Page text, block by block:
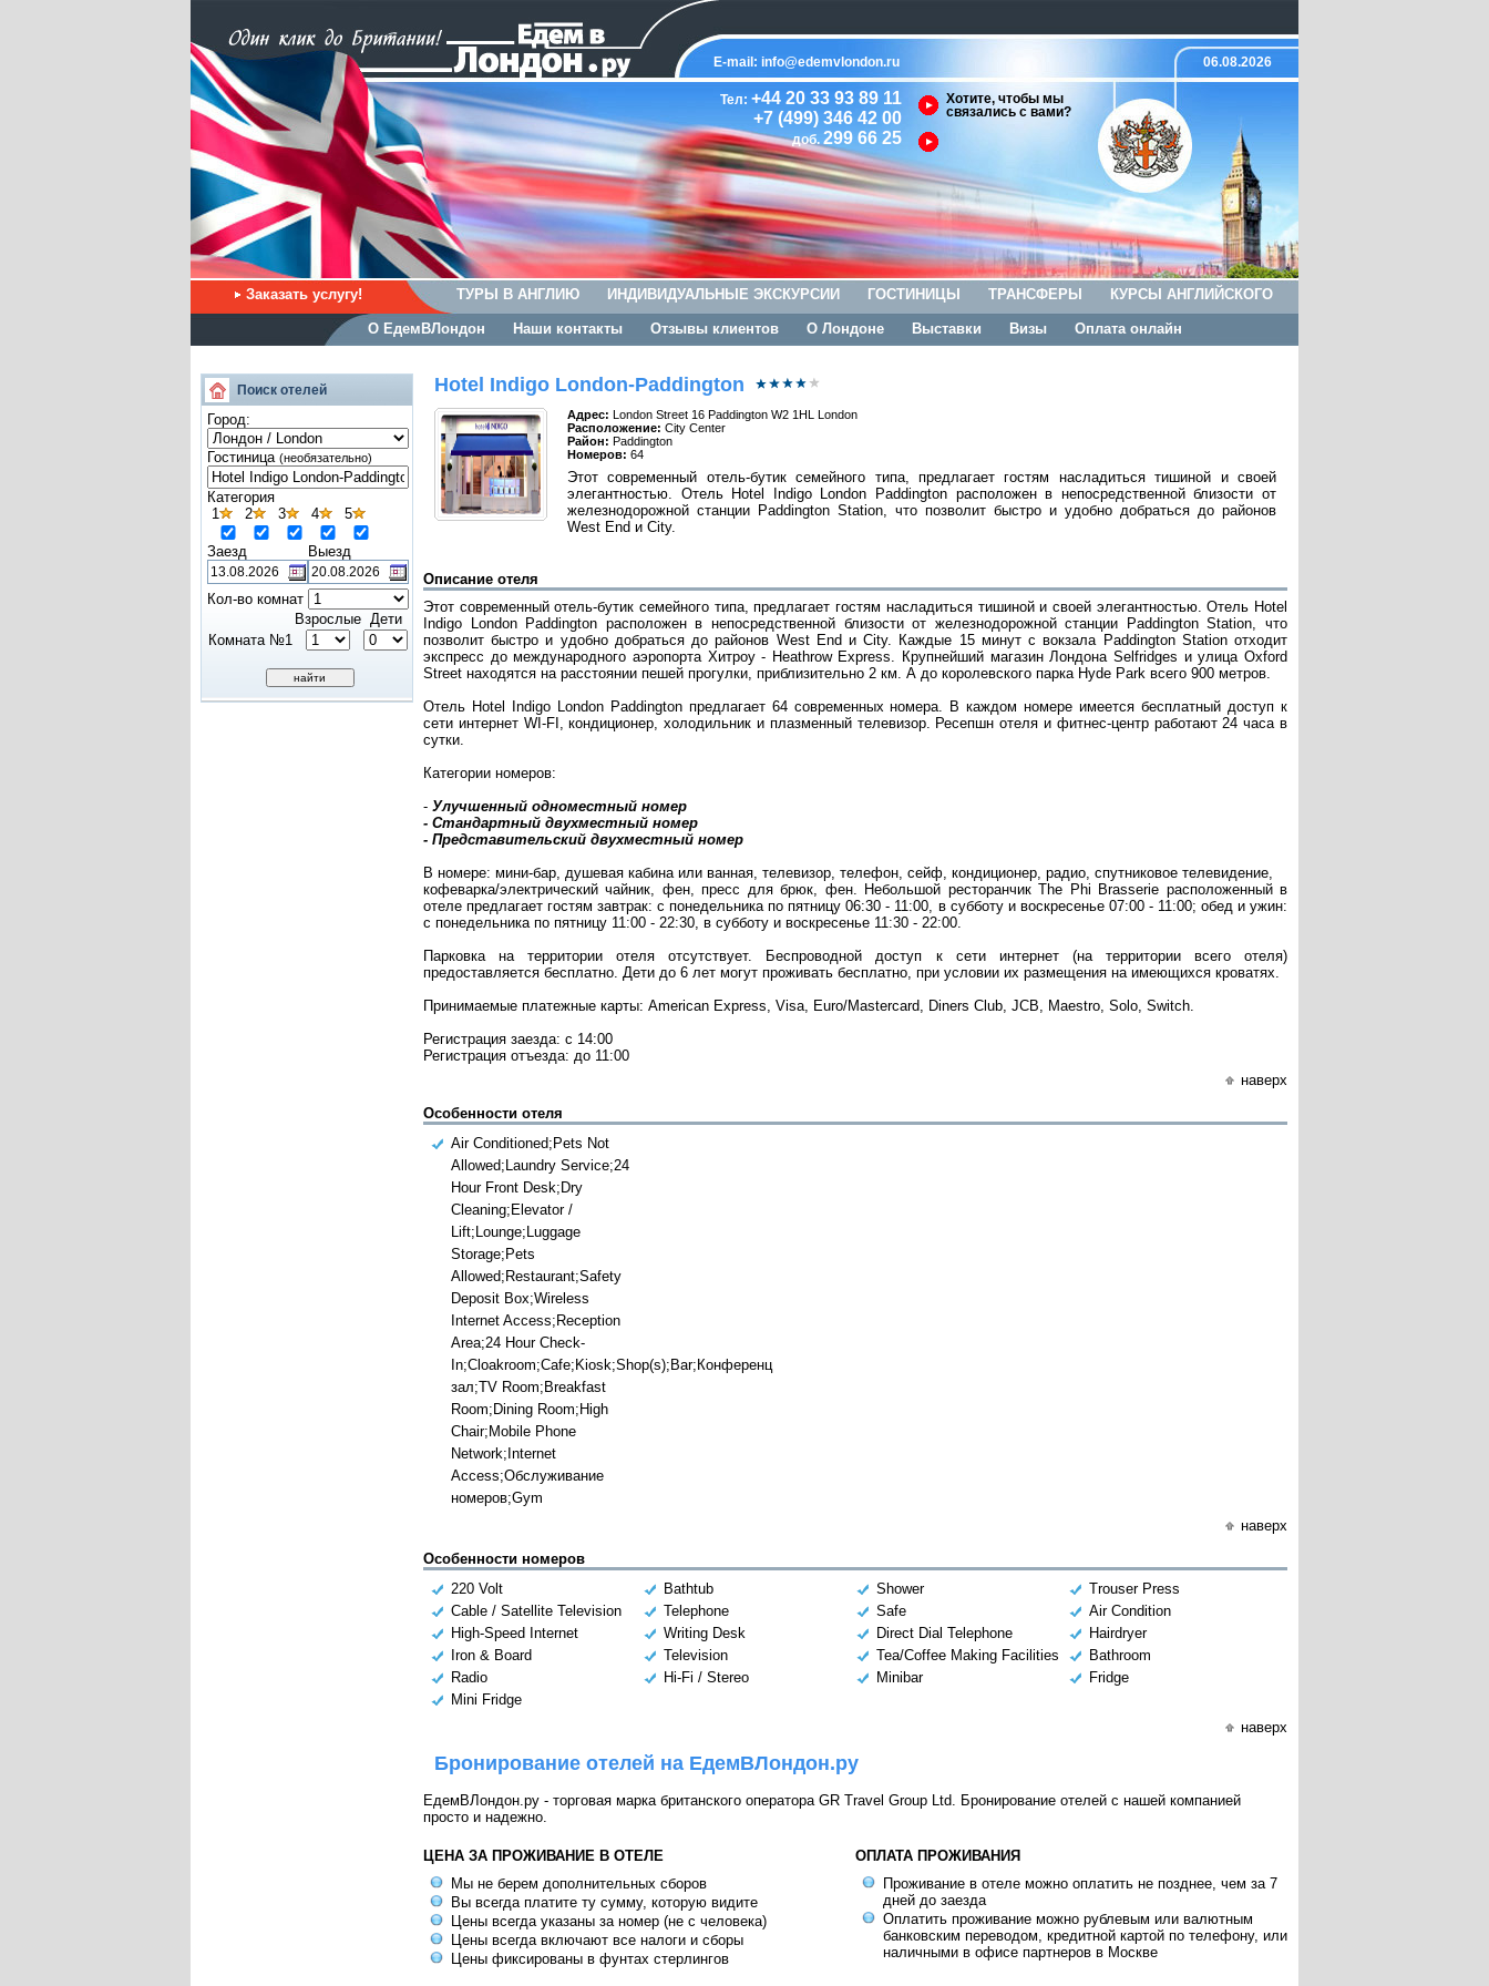
E-mail: info@edemvlondon.ru 06.08.2026
Тел: +44 20 33 93 89 11
+7 (499) 346 42 00
доб. 299 66 25
Хотите, чтобы мы
связались с вами?
Заказать услугу! ТУРЫ В АНГЛИЮ ИНДИВИДУАЛЬНЫЕ ЭКСКУРСИИ ГОСТИНИЦЫ ТРАНСФЕРЫ КУРСЫ АНГЛИЙСКОГО
О ЕдемВЛондон Наши контакты Отзывы клиентов О Лондоне Выставки Визы Оплата онлайн
Поиск отелей
Город:
Гостиница (необязательно)
Категория
1
2 3 4 5
Заезд Выезд
Кол-во комнат
Взрослые Дети
Комната №1
Hotel Indigo London-Paddington
Адрес: London Street 16 Paddington W2 1HL London
Расположение: City Center
Район: Paddington
Номеров: 64
Этот современный отель-бутик семейного типа, предлагает гостям насладиться тишиной и своей
элегантностью. Отель Hotel Indigo London Paddington расположен в непосредственной близости от
железнодорожной станции Paddington Station, что позволит быстро и удобно добраться до районов
West End и City.
Описание отеля
Этот современный отель-бутик семейного типа, предлагает гостям насладиться тишиной и своей элегантностью. Отель Hotel
Indigo London Paddington расположен в непосредственной близости от железнодорожной станции Paddington Station, что
позволит быстро и удобно добраться до районов West End и City. Каждые 15 минут с вокзала Paddington Station отходит
экспресс до международного аэропорта Хитроу - Heathrow Express. Крупнейший магазин Лондона Selfridges и улица Oxford
Street находятся на расстоянии пешей прогулки, приблизительно 2 км. А до королевского парка Hyde Park всего 900 метров.
Отель Hotel Indigo London Paddington предлагает 64 современных номера. В каждом номере имеется бесплатный доступ к
сети интернет WI-FI, кондиционер, холодильник и плазменный телевизор. Ресепшн отеля и фитнес-центр работают 24 часа в
сутки.
Категории номеров:
- Улучшенный одноместный номер
- Стандартный двухместный номер
- Представительский двухместный номер
В номере: мини-бар, душевая кабина или ванная, телевизор, телефон, сейф, кондиционер, радио, спутниковое телевидение,
кофеварка/электрический чайник, фен, пресс для брюк, фен. Небольшой ресторанчик The Phi Brasserie расположенный в
отеле предлагает гостям завтрак: с понедельника по пятницу 06:30 - 11:00, в субботу и воскресенье 07:00 - 11:00; обед и ужин:
с понедельника по пятницу 11:00 - 22:30, в субботу и воскресенье 11:30 - 22:00.
Парковка на территории отеля отсутствует. Беспроводной доступ к сети интернет (на территории всего отеля)
предоставляется бесплатно. Дети до 6 лет могут проживать бесплатно, при условии их размещения на имеющихся кроватях.
Принимаемые платежные карты: American Express, Visa, Euro/Mastercard, Diners Club, JCB, Maestro, Solo, Switch.
Регистрация заезда: с 14:00
Регистрация отъезда: до 11:00
наверх
Особенности отеля
Air Conditioned;Pets Not
Allowed;Laundry Service;24
Hour Front Desk;Dry
Cleaning;Elevator /
Lift;Lounge;Luggage
Storage;Pets
Allowed;Restaurant;Safety
Deposit Box;Wireless
Internet Access;Reception
Area;24 Hour Check-
In;Cloakroom;Cafe;Kiosk;Shop(s);Bar;Конференц
зал;TV Room;Breakfast
Room;Dining Room;High
Chair;Mobile Phone
Network;Internet
Access;Обслуживание
номеров;Gym
наверх
Особенности номеров
220 Volt
Bathtub Shower
Trouser Press
Cable / Satellite Television
Telephone Safe
Air Condition
High-Speed Internet
Writing Desk Direct Dial Telephone
Hairdryer
Iron & Board
Television Tea/Coffee Making Facilities
Bathroom
Radio
Hi-Fi / Stereo Minibar
Fridge
Mini Fridge
наверх
Бронирование отелей на ЕдемВЛондон.ру
ЕдемВЛондон.ру - торговая марка британского оператора GR Travel Group Ltd. Бронирование отелей с нашей компанией
просто и надежно.
ЦЕНА ЗА ПРОЖИВАНИЕ В ОТЕЛЕ
Мы не берем дополнительных сборов
Вы всегда платите ту сумму, которую видите
Цены всегда указаны за номер (не с человека)
Цены всегда включают все налоги и сборы
Цены фиксированы в фунтах стерлингов
ОПЛАТА ПРОЖИВАНИЯ
Проживание в отеле можно оплатить не позднее, чем за 7
дней до заезда
Оплатить проживание можно рублевым или валютным
банковским переводом, кредитной картой по телефону, или
наличными в офисе партнеров в Москве